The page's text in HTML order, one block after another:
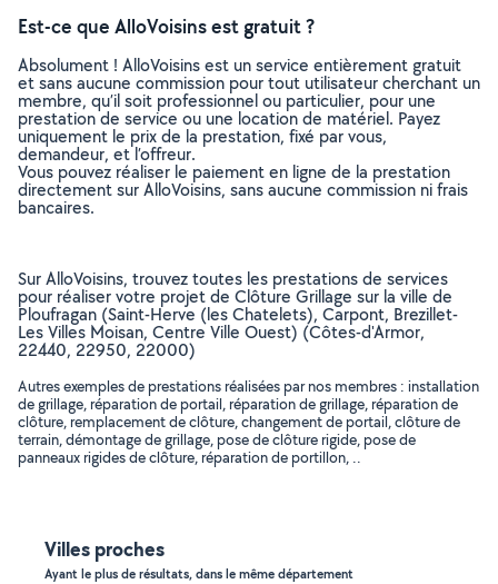
Est-ce que AlloVoisins est gratuit ?
Absolument ! AlloVoisins est un service entièrement gratuit
et sans aucune commission pour tout utilisateur cherchant un
membre, qu’il soit professionnel ou particulier, pour une
prestation de service ou une location de matériel. Payez
uniquement le prix de la prestation, fixé par vous,
demandeur, et l’offreur.
Vous pouvez réaliser le paiement en ligne de la prestation
directement sur AlloVoisins, sans aucune commission ni frais
bancaires.
Sur AlloVoisins, trouvez toutes les prestations de services
pour réaliser votre projet de Clôture Grillage sur la ville de
Ploufragan (Saint-Herve (les Chatelets), Carpont, Brezillet-
Les Villes Moisan, Centre Ville Ouest) (Côtes-d'Armor,
22440, 22950, 22000)
Autres exemples de prestations réalisées par nos membres : installation
de grillage, réparation de portail, réparation de grillage, réparation de
clôture, remplacement de clôture, changement de portail, clôture de
terrain, démontage de grillage, pose de clôture rigide, pose de
panneaux rigides de clôture, réparation de portillon, ..
Villes proches
Ayant le plus de résultats, dans le même département